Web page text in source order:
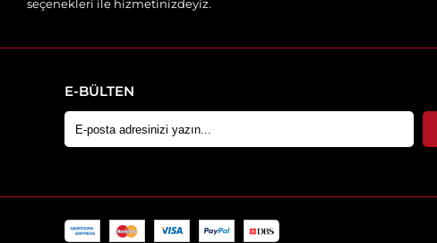
seçenekleri ile hizmetinizdeyiz.
E-BÜLTEN